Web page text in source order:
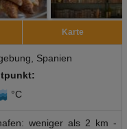
Karte
Spanien
°C
weniger als 2 km -